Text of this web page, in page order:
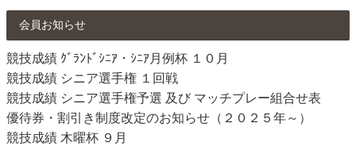
会員お知らせ
競技成績 ｸﾞﾗﾝﾄﾞｼﾆｱ・ｼﾆｱ月例杯 １０月
競技成績 シニア選手権 １回戦
競技成績 シニア選手権予選 及び マッチプレー組合せ表
優待券・割引き制度改定のお知らせ（２０２５年～）
競技成績 木曜杯 ９月